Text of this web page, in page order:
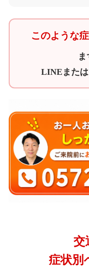
このような
LINEまた
交
症状別